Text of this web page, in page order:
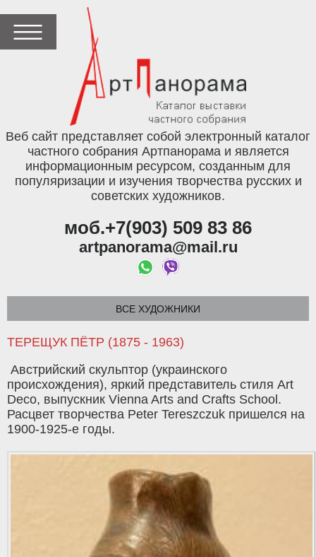
Веб сайт представляет собой электронный каталог
частного собрания Артпанорама и является
информационным ресурсом, созданным для
популяризации и изучения творчества русских и
советских художников.
моб.+7(903) 509 83 86
artpanorama@mail.ru
ВСЕ ХУДОЖНИКИ
ТЕРЕЩУК ПЁТР (1875 - 1963)
Австрийский скульптор (украинского
происхождения), яркий представитель стиля Art
Deco, выпускник Vienna Arts and Crafts School.
Расцвет творчества Peter Tereszczuk пришелся на
1900-1925-е годы.